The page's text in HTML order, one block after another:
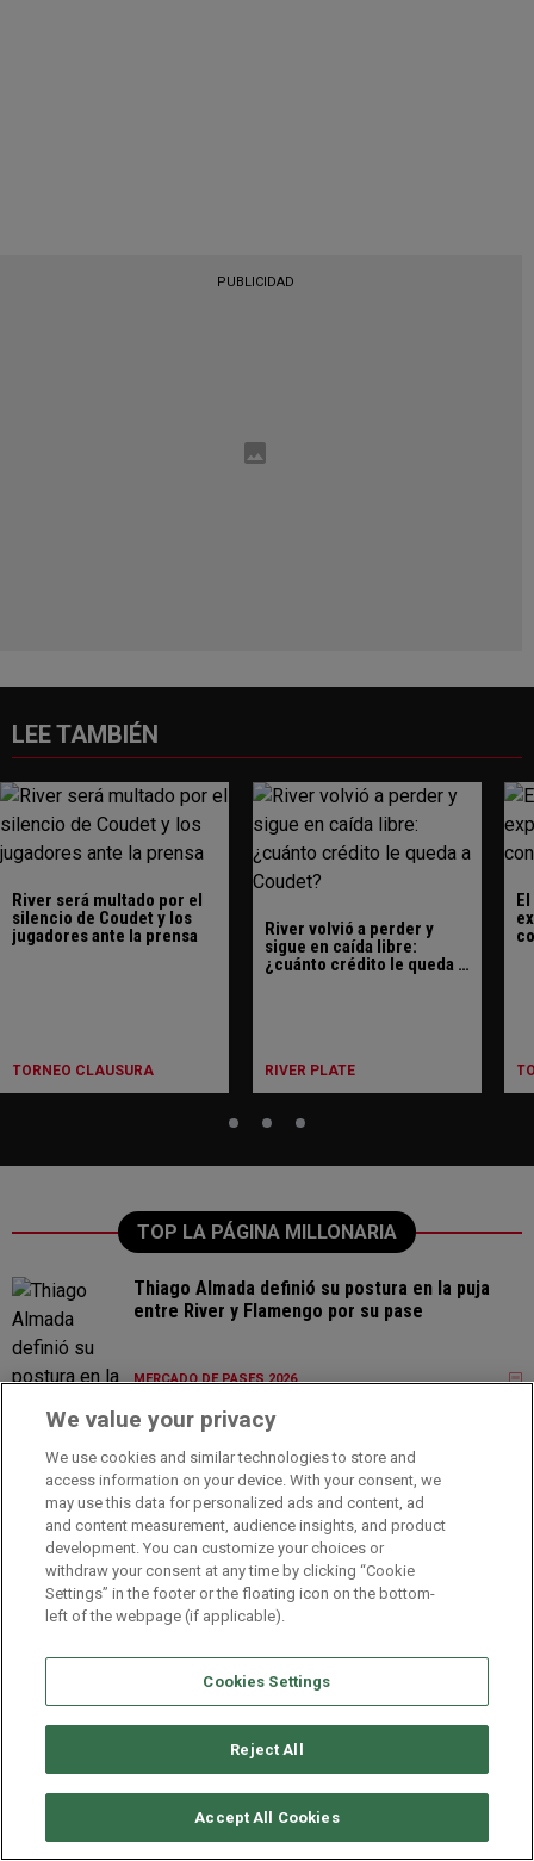
PUBLICIDAD
LEE TAMBIÉN
River será multado por el
silencio de Coudet y los
jugadores ante la prensa
TORNEO CLAUSURA
River volvió a perder y
sigue en caída libre:
¿cuánto crédito le queda a
RIVER PLATE
TOP LA PÁGINA MILLONARIA
Thiago Almada definió su postura en la puja
entre River y Flamengo por su pase
MERCADO DE PASES 2026
TORNEO CLAUSURA
River fue un caos, volvió a perder y tocó fondo
ante Central
TORNEO CLAUSURA
Con un importante regreso: los convocados de
We value your privacy
We use cookies and similar technologies to store and
access information on your device. With your consent, we
may use this data for personalized ads and content, ad
and content measurement, audience insights, and product
development. You can customize your choices or
withdraw your consent at any time by clicking “Cookie
Settings” in the footer or the floating icon on the bottom-
left of the webpage (if applicable).
Cookies Settings
Reject All
Accept All Cookies